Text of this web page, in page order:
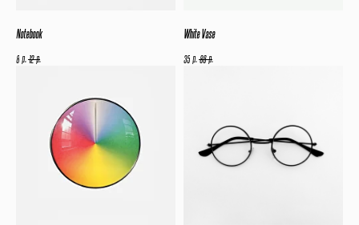
Notebook
8 р. 12 р.
White Vase
35 р. 86 р.